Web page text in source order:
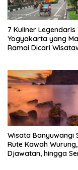
7 Kuliner Legendaris
Yogyakarta yang
Ramai Dicari
Wisata Banyuwangi
Rute Kawah Wurung,
Djawatan, hingga